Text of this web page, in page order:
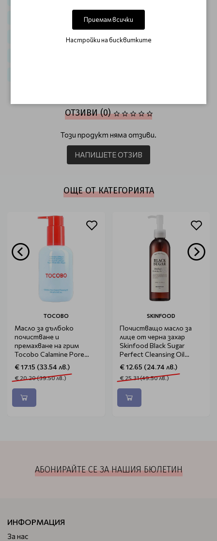
Корейска козметика
Корейска козметика за лице
ОТЗИВИ (0)
Този продукт няма отзиви.
НАПИШЕТЕ ОТЗИВ
ОЩЕ ОТ КАТЕГОРИЯТА
TOCOBO
Масло за дълбоко
почистване и
премахване на грим
Tocobo Calamine Pore
Control Cleansing Oil
200ml
€ 17.15 (33.54 лв.)
€ 20.20 (39.50 лв.)
SKINFOOD
Почистващо масло за
лице от черна захар
Skinfood Black Sugar
Perfect Cleansing Oil
200ml
€ 12.65 (24.74 лв.)
€ 25.31 (49.50 лв.)
АБОНИРАЙТЕ СЕ ЗА НАШИЯ БЮЛЕТИН
ИНФОРМАЦИЯ
За нас
Приемам всички
Настройки на бисквитките